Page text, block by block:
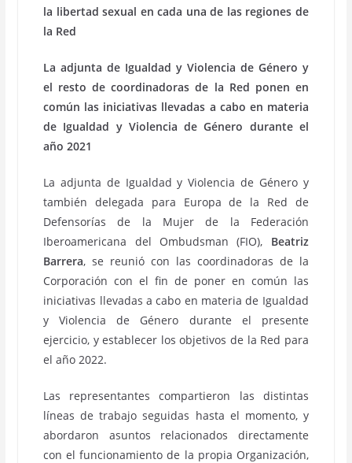
la libertad sexual en cada una de las regiones de
la Red
La adjunta de Igualdad y Violencia de Género y
el resto de coordinadoras de la Red ponen en
común las iniciativas llevadas a cabo en materia
de Igualdad y Violencia de Género durante el
año 2021
La adjunta de Igualdad y Violencia de Género y
también delegada para Europa de la Red de
Defensorías de la Mujer de la Federación
Iberoamericana del Ombudsman (FIO), Beatriz
Barrera, se reunió con las coordinadoras de la
Corporación con el fin de poner en común las
iniciativas llevadas a cabo en materia de Igualdad
y Violencia de Género durante el presente
ejercicio, y establecer los objetivos de la Red para
el año 2022.
Las representantes compartieron las distintas
líneas de trabajo seguidas hasta el momento, y
abordaron asuntos relacionados directamente
con el funcionamiento de la propia Organización,